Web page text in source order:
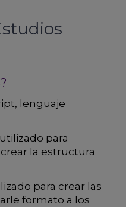
lenguaje
para
la estructura
para crear las
formato a los